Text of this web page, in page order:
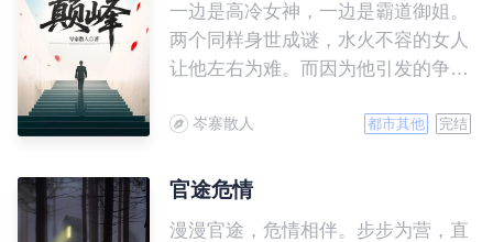
一边是高冷女神，一边是霸道御姐。
两个同样身世成谜，水火不容的女人
让他左右为难。而因为他引发的争端
秘密……
岑寨散人 都市其他 完结
官途危情
漫漫官途，危情相伴。步步为营，直